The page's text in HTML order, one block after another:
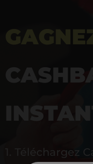
1. Téléchargez